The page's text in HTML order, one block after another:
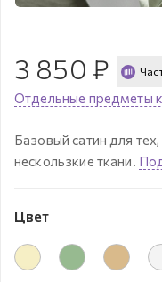
3 850 ₽
Отдельные предметы
Базовый сатин для
нескользкие ткани.
Цвет